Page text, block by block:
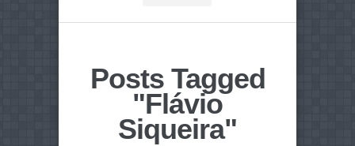
Posts Tagged
"Flávio
Siqueira"